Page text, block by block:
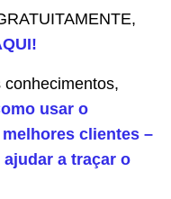
usar o
clientes –
a traçar o